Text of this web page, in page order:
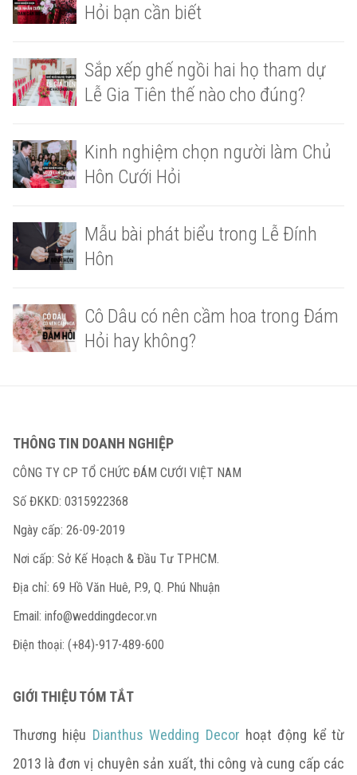
Hỏi bạn cần biết
Sắp xếp ghế ngồi hai họ tham dự
Lễ Gia Tiên thế nào cho đúng?
Kinh nghiệm chọn người làm Chủ
Hôn Cưới Hỏi
Mẫu bài phát biểu trong Lễ Đính
Hôn
Cô Dâu có nên cầm hoa trong Đám
Hỏi hay không?
THÔNG TIN DOANH NGHIỆP
CÔNG TY CP TỔ CHỨC ĐÁM CƯỚI VIỆT NAM
Số ĐKKD: 0315922368
Ngày cấp: 26-09-2019
Nơi cấp: Sở Kế Hoạch & Đầu Tư TPHCM.
Địa chỉ: 69 Hồ Văn Huê, P.9, Q. Phú Nhuận
Email: info@weddingdecor.vn
Điện thoại: (+84)-917-489-600
GIỚI THIỆU TÓM TẮT
Thương hiệu Dianthus Wedding Decor hoạt động kể từ
2013 là đơn vị chuyên sản xuất, thi công và cung cấp các